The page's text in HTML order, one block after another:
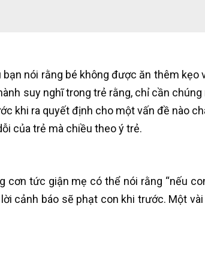
nói rằng bé không được ăn thêm
suy nghĩ trong trẻ rằng, chỉ cần
khi ra quyết định cho một vấn đề nào
của trẻ mà chiều theo ý trẻ.
tức giận mẹ có thể nói rằng “nếu
cảnh báo sẽ phạt con khi trước. Một